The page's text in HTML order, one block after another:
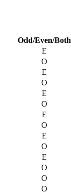
Odd/Even/Both
E
O
E
O
E
O
E
O
E
O
E
O
O
O